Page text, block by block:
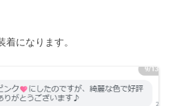
になります。